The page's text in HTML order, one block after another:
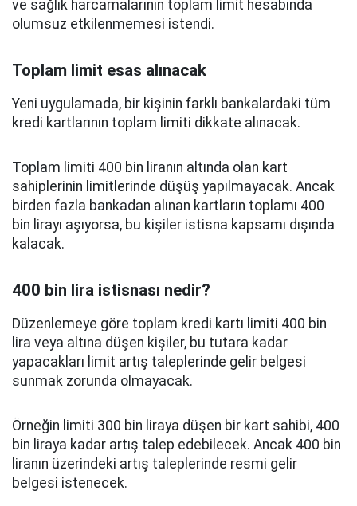
ve sağlık harcamalarının toplam limit hesabında
olumsuz etkilenmemesi istendi.
Toplam limit esas alınacak
Yeni uygulamada, bir kişinin farklı bankalardaki tüm
kredi kartlarının toplam limiti dikkate alınacak.
Toplam limiti 400 bin liranın altında olan kart
sahiplerinin limitlerinde düşüş yapılmayacak. Ancak
birden fazla bankadan alınan kartların toplamı 400
bin lirayı aşıyorsa, bu kişiler istisna kapsamı dışında
kalacak.
400 bin lira istisnası nedir?
Düzenlemeye göre toplam kredi kartı limiti 400 bin
lira veya altına düşen kişiler, bu tutara kadar
yapacakları limit artış taleplerinde gelir belgesi
sunmak zorunda olmayacak.
Örneğin limiti 300 bin liraya düşen bir kart sahibi, 400
bin liraya kadar artış talep edebilecek. Ancak 400 bin
liranın üzerindeki artış taleplerinde resmi gelir
belgesi istenecek.